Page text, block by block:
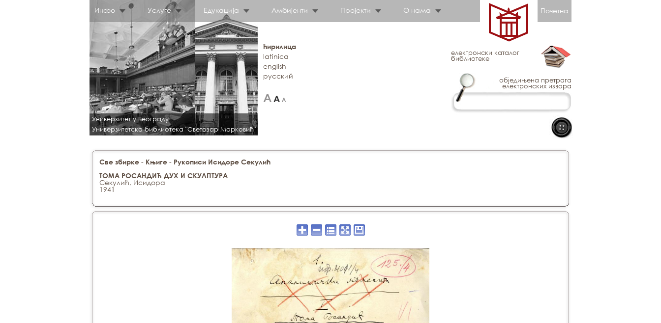
Инфо Услуге Едукација Амбијенти Пројекти О нама Почетна
Универзитет у Београду
Универзитетска библиотека "Светозар Марковић"
ћирилица
latinica
english
русский
електронски каталог
библиотеке
обједињена претрага
електронских извора
Све збирке - Књиге - Рукописи Исидоре Секулић
ТОМА РОСАНДИЋ ДУХ И СКУЛПТУРА
Секулић, Исидора
1941